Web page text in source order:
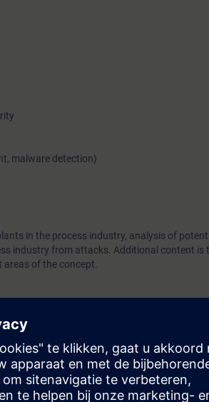
malware detection)
in the process industry, analysis of
industry from attacks. Additional content is
of the concept.
to Central European Time (CET),
platformSITRAIN access – starting one
content of this Learning Event as well as